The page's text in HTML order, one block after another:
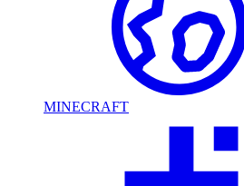
MINECRAFT